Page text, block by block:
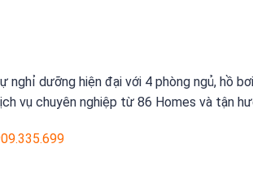
nghỉ dưỡng hiện đại với 4 phòng ngủ, hồ
vụ chuyên nghiệp từ 86 Homes và tận